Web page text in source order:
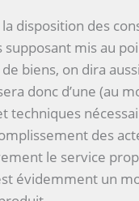
disposition des
supposant mis au
de biens, on dira
donc d’une (au
techniques
des
le service
évidemment un